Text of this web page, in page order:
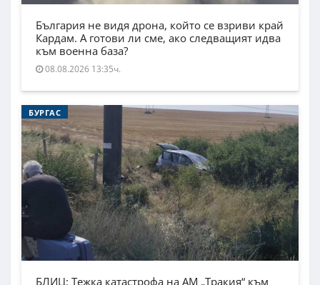
България не видя дрона, който се взриви край
Кардам. А готови ли сме, ако следващият идва
към военна база?
08.08.2026 13:35ч.
БУРГАС
БЛИЦ: Тежка катастрофа на АМ „Тракия“ към